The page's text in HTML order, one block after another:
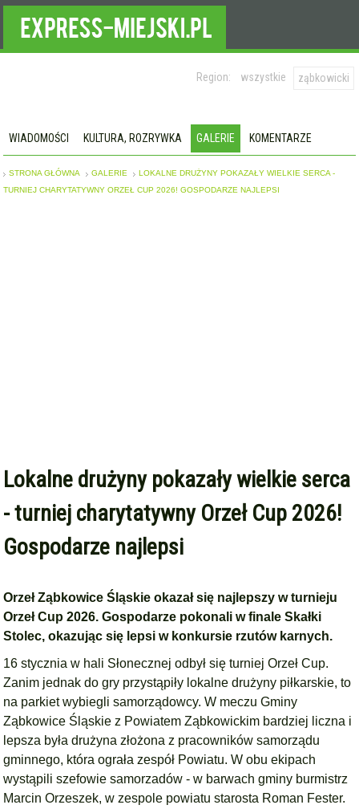
Region: wszystkie ząbkowicki
WIADOMOŚCI KULTURA, ROZRYWKA GALERIE KOMENTARZE
STRONA GŁÓWNA GALERIE
LOKALNE DRUŻYNY POKAZAŁY WIELKIE SERCA -
TURNIEJ CHARYTATYWNY ORZEŁ CUP 2026! GOSPODARZE NAJLEPSI
Lokalne drużyny pokazały wielkie serca
- turniej charytatywny Orzeł Cup 2026!
Gospodarze najlepsi
Orzeł Ząbkowice Śląskie okazał się najlepszy w turnieju
Orzeł Cup 2026. Gospodarze pokonali w finale Skałki
Stolec, okazując się lepsi w konkursie rzutów karnych.
16 stycznia w hali Słonecznej odbył się turniej Orzeł Cup.
Zanim jednak do gry przystąpiły lokalne drużyny piłkarskie, to
na parkiet wybiegli samorządowcy. W meczu Gminy
Ząbkowice Śląskie z Powiatem Ząbkowickim bardziej liczna i
lepsza była drużyna złożona z pracowników samorządu
gminnego, która ograła zespół Powiatu. W obu ekipach
wystąpili szefowie samorzadów - w barwach gminy burmistrz
Marcin Orzeszek, w zespole powiatu starosta Roman Fester.